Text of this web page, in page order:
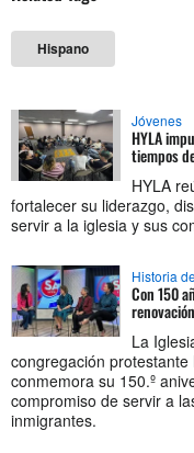
Hispano
Jóvenes
HYLA
tiempos
HYLA
fortalecer su liderazgo,
servir a la iglesia y sus
Historia
Con 150
renovación
La
congregación
conmemora su 150.º
compromiso de servir a
inmigrantes.